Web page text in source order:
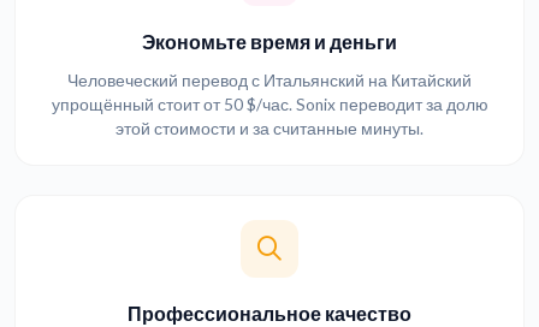
Экономьте время и деньги
Человеческий перевод с Итальянский на Китайский
упрощённый стоит от 50 $/час. Sonix переводит за долю
этой стоимости и за считанные минуты.
Профессиональное качество